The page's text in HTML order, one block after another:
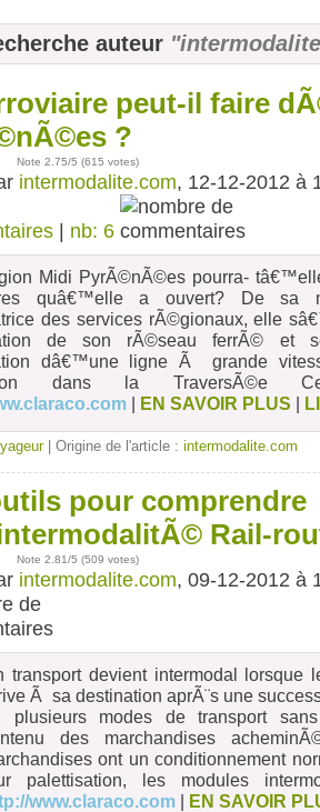
auteur
peut-il faire
?
Note 2.75/5 (615 votes)
intermodalite.com, 12-12-2012 à
| nb: 6
Midi PyrÃ©nÃ©es pourra-
quâ€™elle a ouvert? De sa
des services rÃ©gionaux, elle
de son rÃ©seau ferrÃ© et
dâ€™une ligne Ã grande
dans la TraversÃ©e
| EN SAVOIR PLUS |
| Origine de l'article : intermodalite.com
pour comprendre
Rail-
Note 2.81/5 (509 votes)
intermodalite.com, 09-12-2012 à
transport devient intermodal lorsque
Ã sa destination aprÃ¨s une
plusieurs modes de transport
des marchandises
ont un conditionnement
palettisation, les modules
www.claraco.com | EN SAVOIR